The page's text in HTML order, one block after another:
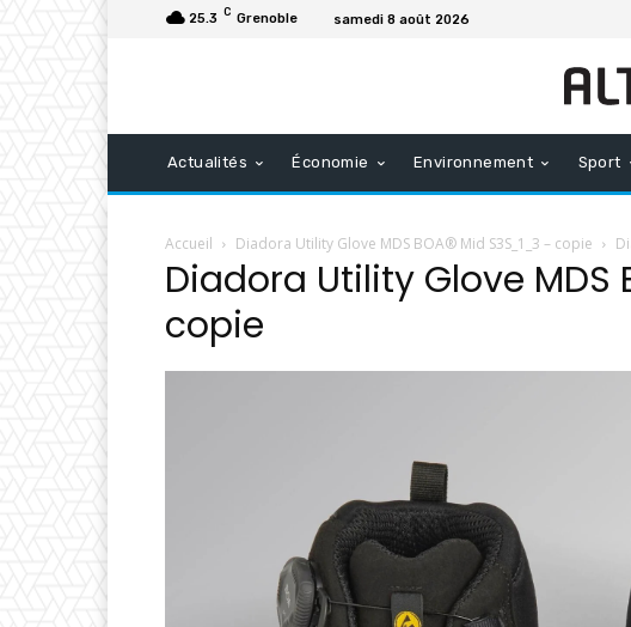
25.3 C Grenoble samedi 8 août 2026
Actualités Économie Environnement Sport
Accueil Diadora Utility Glove MDS BOA® Mid S3S_1_3 – copie
Diadora Utility Glove MDS
copie